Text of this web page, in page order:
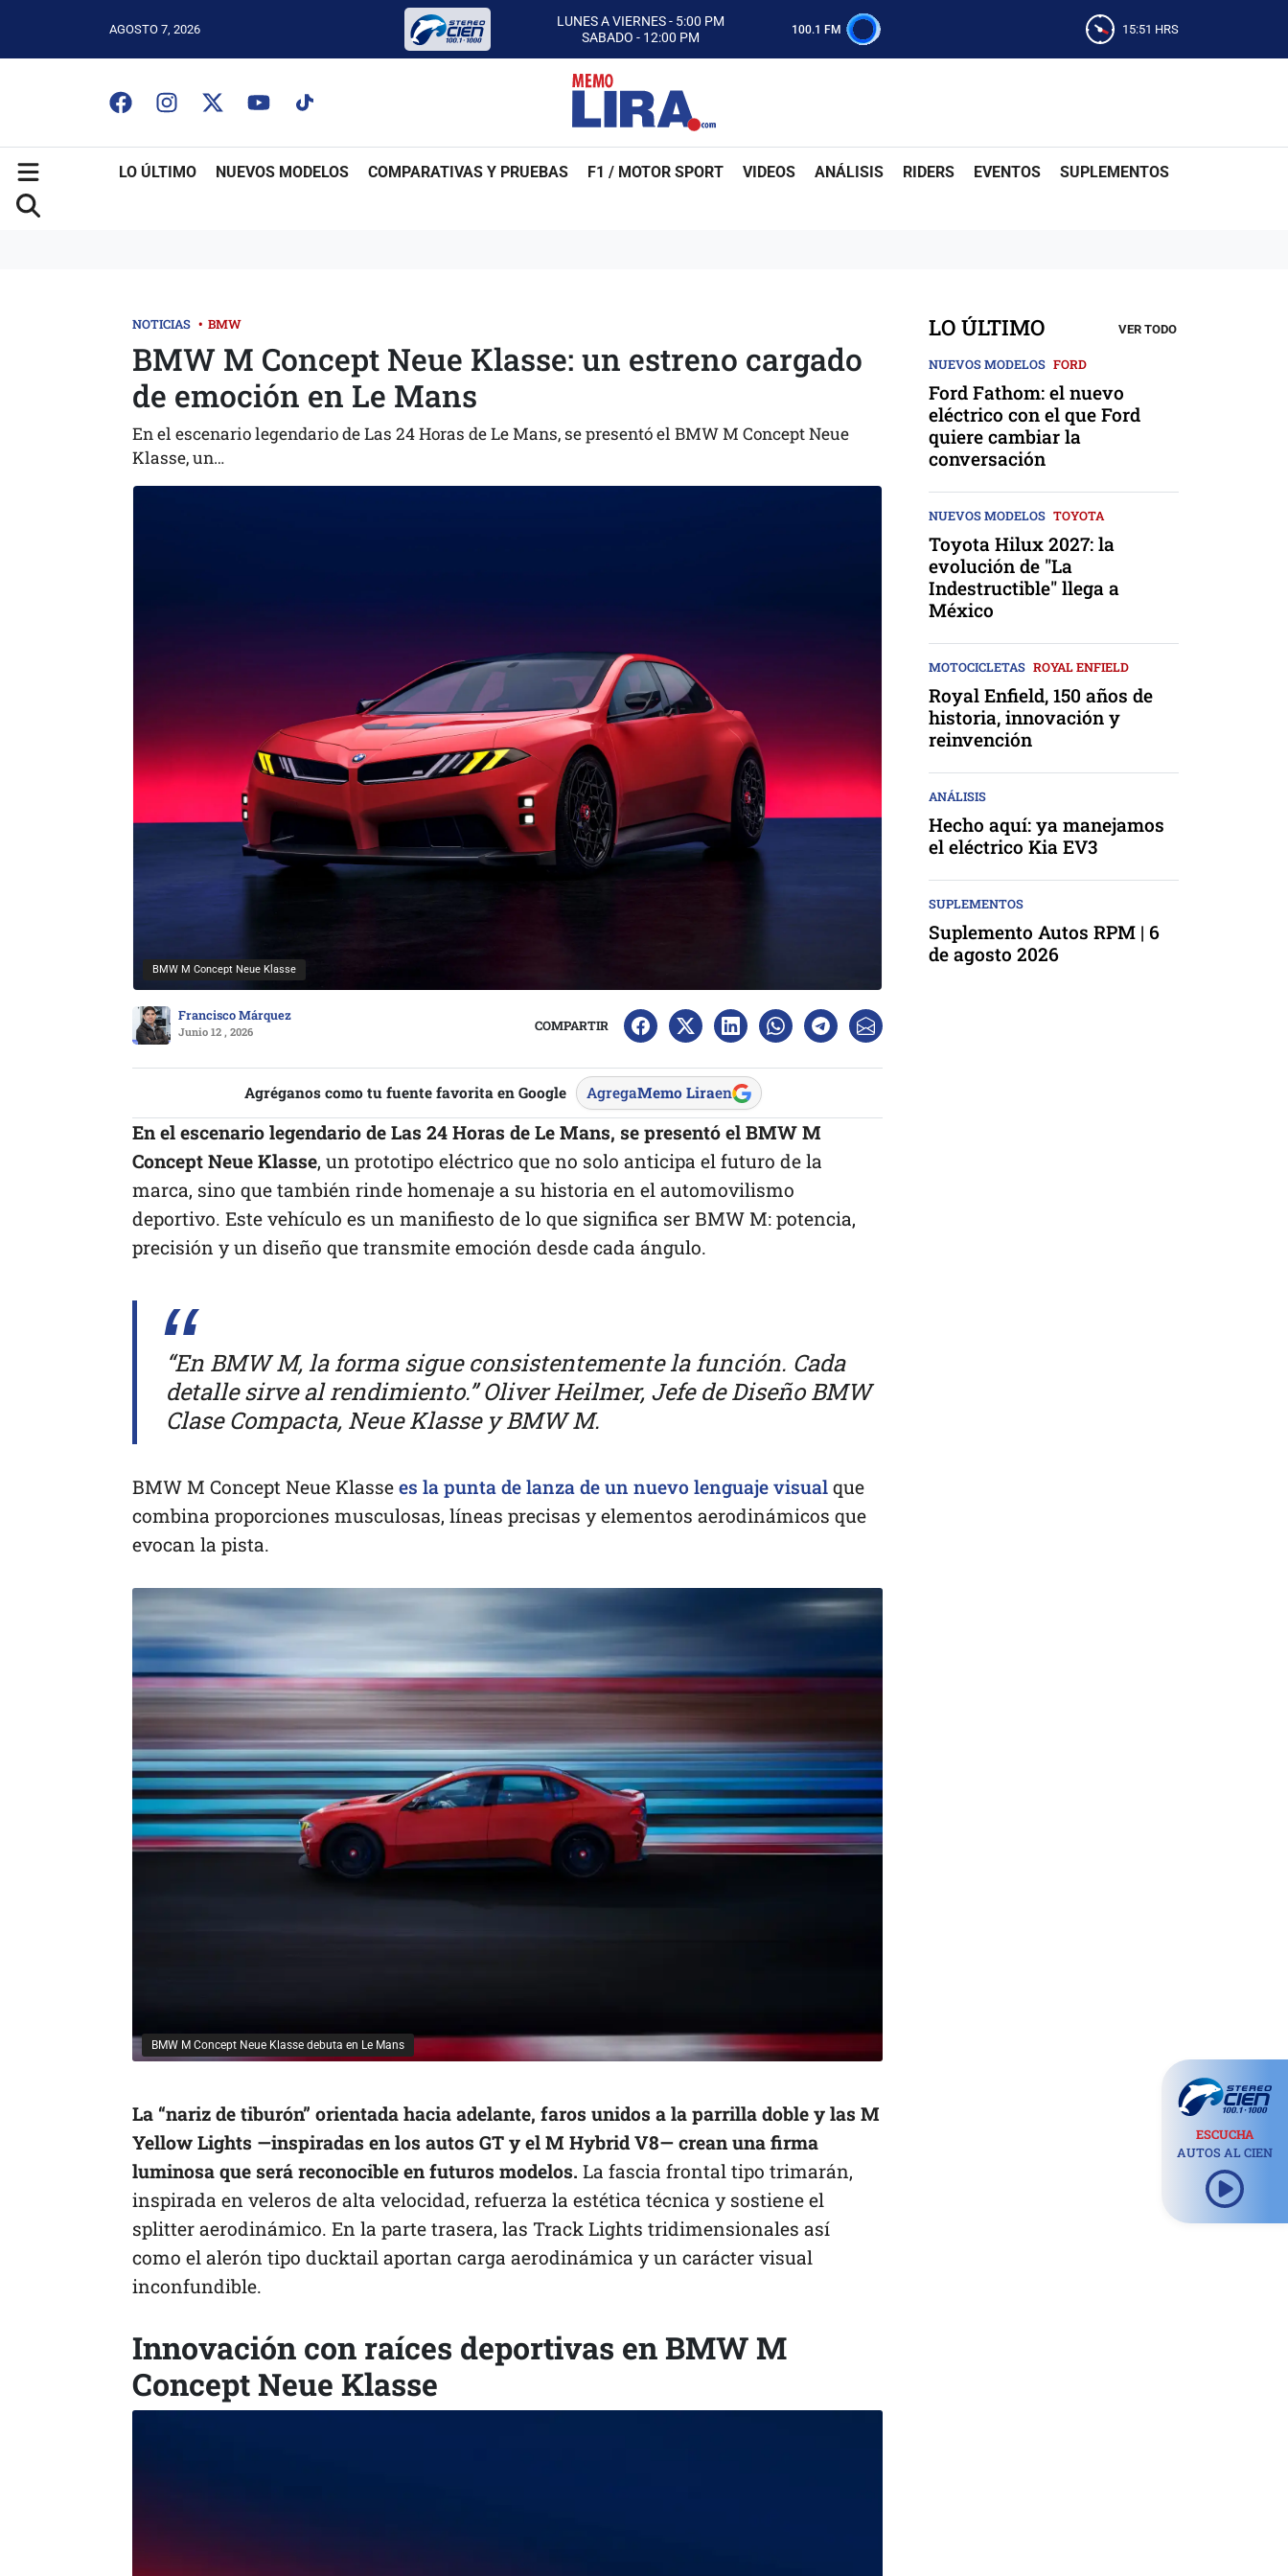
AGOSTO 7, 2026
LUNES A VIERNES - 5:00 PM
SABADO - 12:00 PM
ESCUCHA AUTOS AL CIEN
CON MEMO LIRA Y SU EQUIPO
LUNES A VIERNES - 5:00 PM
SABADO - 12:00 PM
100.1 FM 15:51 HRS
LO ÚLTIMO NUEVOS MODELOS COMPARATIVAS Y PRUEBAS F1 / MOTOR SPORT VIDEOS ANÁLISIS RIDERS EVENTOS SUPLEMENTOS
NOTICIAS • BMW
BMW M Concept Neue Klasse: un estreno cargado
de emoción en Le Mans
En el escenario legendario de Las 24 Horas de Le Mans, se presentó el BMW M Concept Neue
Klasse, un…
BMW M Concept Neue Klasse
Francisco Márquez
Junio 12 , 2026 COMPARTIR
Agréganos como tu fuente favorita en Google AgregaMemo Liraen
En el escenario legendario de Las 24 Horas de Le Mans, se presentó el BMW M
Concept Neue Klasse, un prototipo eléctrico que no solo anticipa el futuro de la
marca, sino que también rinde homenaje a su historia en el automovilismo
deportivo. Este vehículo es un manifiesto de lo que significa ser BMW M: potencia,
precisión y un diseño que transmite emoción desde cada ángulo.
“En BMW M, la forma sigue consistentemente la función. Cada
detalle sirve al rendimiento.” Oliver Heilmer, Jefe de Diseño BMW
Clase Compacta, Neue Klasse y BMW M.
BMW M Concept Neue Klasse es la punta de lanza de un nuevo lenguaje visual que
combina proporciones musculosas, líneas precisas y elementos aerodinámicos que
evocan la pista.
BMW M Concept Neue Klasse debuta en Le Mans
La “nariz de tiburón” orientada hacia adelante, faros unidos a la parrilla doble y las M
Yellow Lights —inspiradas en los autos GT y el M Hybrid V8— crean una firma
luminosa que será reconocible en futuros modelos. La fascia frontal tipo trimarán,
inspirada en veleros de alta velocidad, refuerza la estética técnica y sostiene el
splitter aerodinámico. En la parte trasera, las Track Lights tridimensionales así
como el alerón tipo ducktail aportan carga aerodinámica y un carácter visual
inconfundible.
Innovación con raíces deportivas en BMW M
Concept Neue Klasse
LO ÚLTIMO VER TODO
NUEVOS MODELOS FORD
Ford Fathom: el nuevo
eléctrico con el que Ford
quiere cambiar la
conversación
NUEVOS MODELOS TOYOTA
Toyota Hilux 2027: la
evolución de "La
Indestructible" llega a
México
MOTOCICLETAS ROYAL ENFIELD
Royal Enfield, 150 años de
historia, innovación y
reinvención
ANÁLISIS
Hecho aquí: ya manejamos
el eléctrico Kia EV3
SUPLEMENTOS
Suplemento Autos RPM | 6
de agosto 2026
ESCUCHA
AUTOS AL CIEN